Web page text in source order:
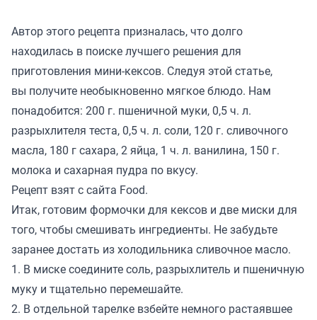
Автор этого рецепта призналась, что долго
находилась в поиске лучшего решения для
приготовления мини-кексов. Следуя этой статье,
вы получите необыкновенно мягкое блюдо. Нам
понадобится: 200 г. пшеничной муки, 0,5 ч. л.
разрыхлителя теста, 0,5 ч. л. соли, 120 г. сливочного
масла, 180 г сахара, 2 яйца, 1 ч. л. ванилина, 150 г.
молока и сахарная пудра по вкусу.
Рецепт взят с сайта Food.
Итак, готовим формочки для кексов и две миски для
того, чтобы смешивать ингредиенты. Не забудьте
заранее достать из холодильника сливочное масло.
1. В миске соедините соль, разрыхлитель и пшеничную
муку и тщательно перемешайте.
2. В отдельной тарелке взбейте немного растаявшее